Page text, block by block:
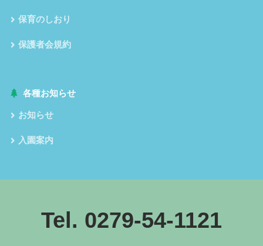
保育のしおり
保護者会規約
各種お知らせ
お知らせ
入園案内
Tel. 0279-54-1121